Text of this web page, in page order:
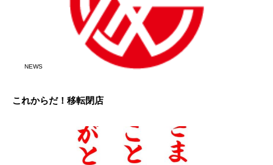
NEWS
これからだ！移転閉店